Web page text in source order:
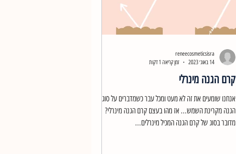
קרם הגנה מינרלי
אנחנו שומעים את זה לא מעט ומכל עבר כשמדברים על סוגי
הגנה מקרינת השמש... אז מהו בעצם קרם הגנה מינרלי?
מדובר בסוג של קרם הגנה המכיל מינרלים...
reneecosmeticsisra
14 באוג׳ 2023
זמן קריאה 1 דקות